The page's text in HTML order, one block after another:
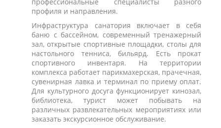
профессиональные специалисты разного
профиля и направления.
Инфраструктура санатория включает в себя
баню с бассейном, современный тренажерный
зал, открытые спортивные площадки, столы для
настольного тенниса, бильярд. Есть прокат
спортивного инвентаря. На территории
комплекса работает парикмахерская, прачечная,
сувенирная лавка и терминал по приему оплат.
Для культурного досуга функционирует кинозал,
библиотека, турист может побывать на
различных развлекательных мероприятиях или
заказать экскурсионное обслуживание.